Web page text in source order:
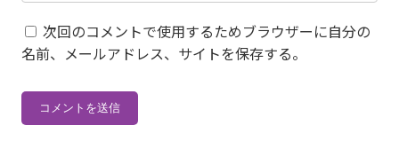
次回のコメントで使用するためブラウザーに自分の
名前、メールアドレス、サイトを保存する。